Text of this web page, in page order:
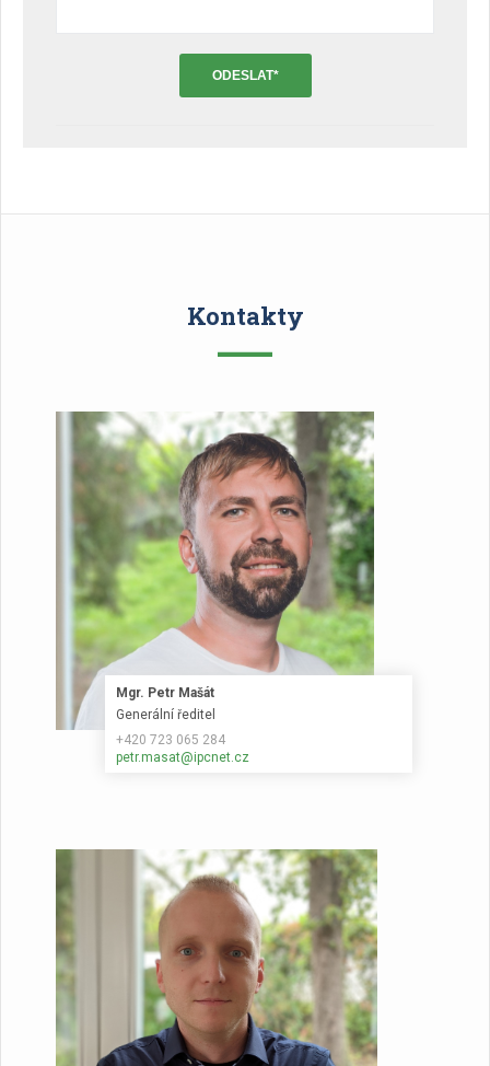
ODESLAT*
Kontakty
Mgr. Petr Mašát
Generální ředitel
+420 723 065 284
petr.masat@ipcnet.cz